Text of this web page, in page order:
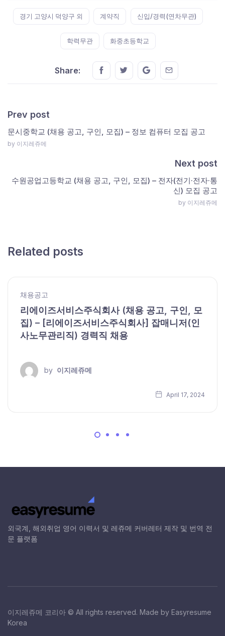
경기 고양시 덕양구 외 계약직 신입/경력(연차무관)
학력무관 화중초등학교
Share: Share this on FaceBook
Share this on Twitter
Share this on GMail
Share this on
Prev post
문시중학교 (채용 공고, 구인, 모집) – 정보 컴퓨터 모집 공고
by 이지레쥬메
Next post
수원공업고등학교 (채용 공고, 구인, 모집) – 전자(전기·전자·통
신) 모집 공고
by 이지레쥬메
Related posts
채용공고
리에이즈서비스주식회사 (채용 공고, 구인, 모
집) – [리에이즈서비스주식회사] 잡매니저(인
사노무관리직) 경력직 채용
by 이지레쥬메
April 17, 2024
외국계, 해외취업 영어 이력서 및 레쥬메 커버레터 제작 및 번역 전
문 플랫폼
이지레쥬메 코리아 © All rights reserved. Made by Easyresume
Korea